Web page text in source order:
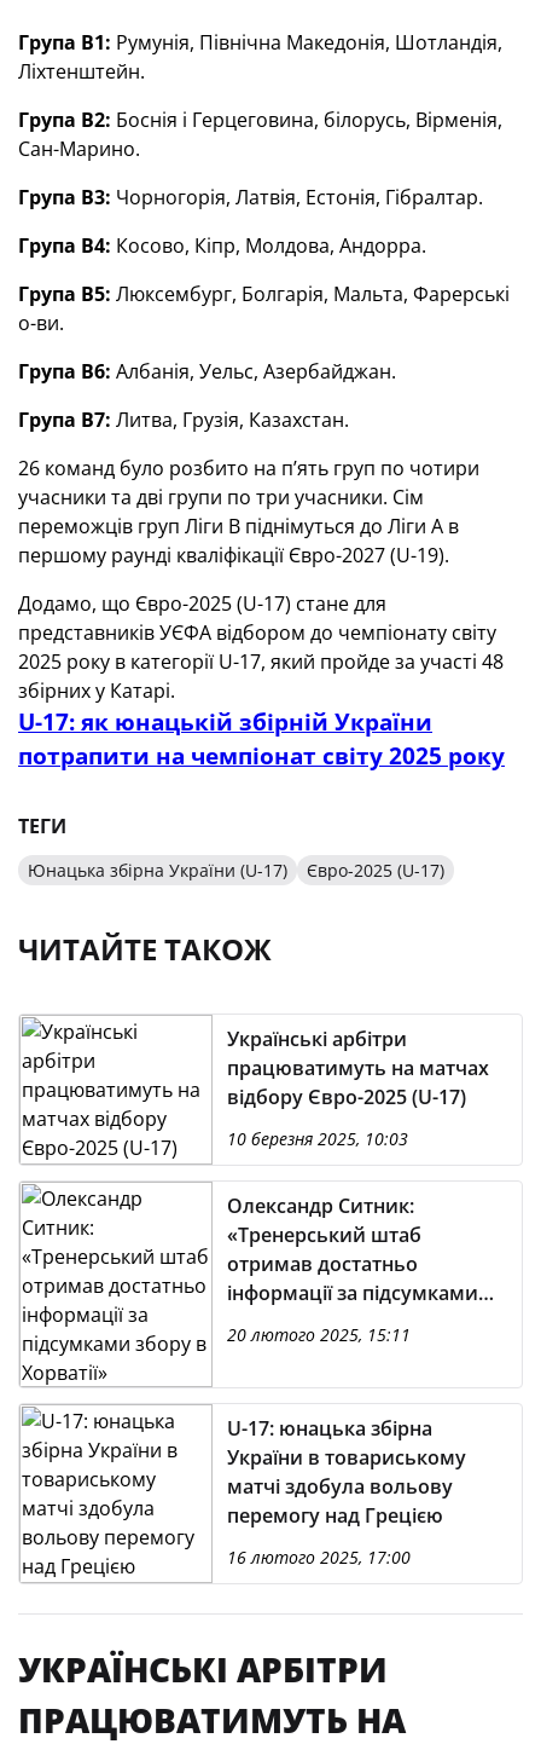
Група В1: Румунія, Північна Македонія, Шотландія,
Ліхтенштейн.
Група В2: Боснія і Герцеговина, білорусь, Вірменія,
Сан-Марино.
Група В3: Чорногорія, Латвія, Естонія, Гібралтар.
Група В4: Косово, Кіпр, Молдова, Андорра.
Група В5: Люксембург, Болгарія, Мальта, Фарерські
о-ви.
Група В6: Албанія, Уельс, Азербайджан.
Група В7: Литва, Грузія, Казахстан.
26 команд було розбито на п’ять груп по чотири
учасники та дві групи по три учасники. Сім
переможців груп Ліги B піднімуться до Ліги A в
першому раунді кваліфікації Євро-2027 (U-19).
Додамо, що Євро-2025 (U-17) стане для
представників УЄФА відбором до чемпіонату світу
2025 року в категорії U-17, який пройде за участі 48
збірних у Катарі.
U-17: як юнацькій збірній України
потрапити на чемпіонат світу 2025 року
ТЕГИ
Юнацька збірна України (U-17) Євро-2025 (U-17)
ЧИТАЙТЕ ТАКОЖ
Українські арбітри
працюватимуть на матчах
відбору Євро-2025 (U-17)
10 березня 2025, 10:03
Олександр Ситник:
«Тренерський штаб
отримав достатньо
інформації за підсумками
20 лютого 2025, 15:11
U-17: юнацька збірна
України в товариському
матчі здобула вольову
перемогу над Грецією
16 лютого 2025, 17:00
УКРАЇНСЬКІ АРБІТРИ
ПРАЦЮВАТИМУТЬ НА